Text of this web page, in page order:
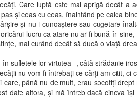
Care luptă este mai aprigă decât a
şi ceas cu ceas, înaintând pe calea
nu-i cunoaştere sau cugetare
lucru ca atare nu ar fi bună în
mai curând decât să ducă o viaţă
lor virtutea -, câtă strădanie
nu vom fi întrebaţi ce cărţi am citit,
până nu de mult, erau socotiţi
date altora, şi mă întreb dacă cineva